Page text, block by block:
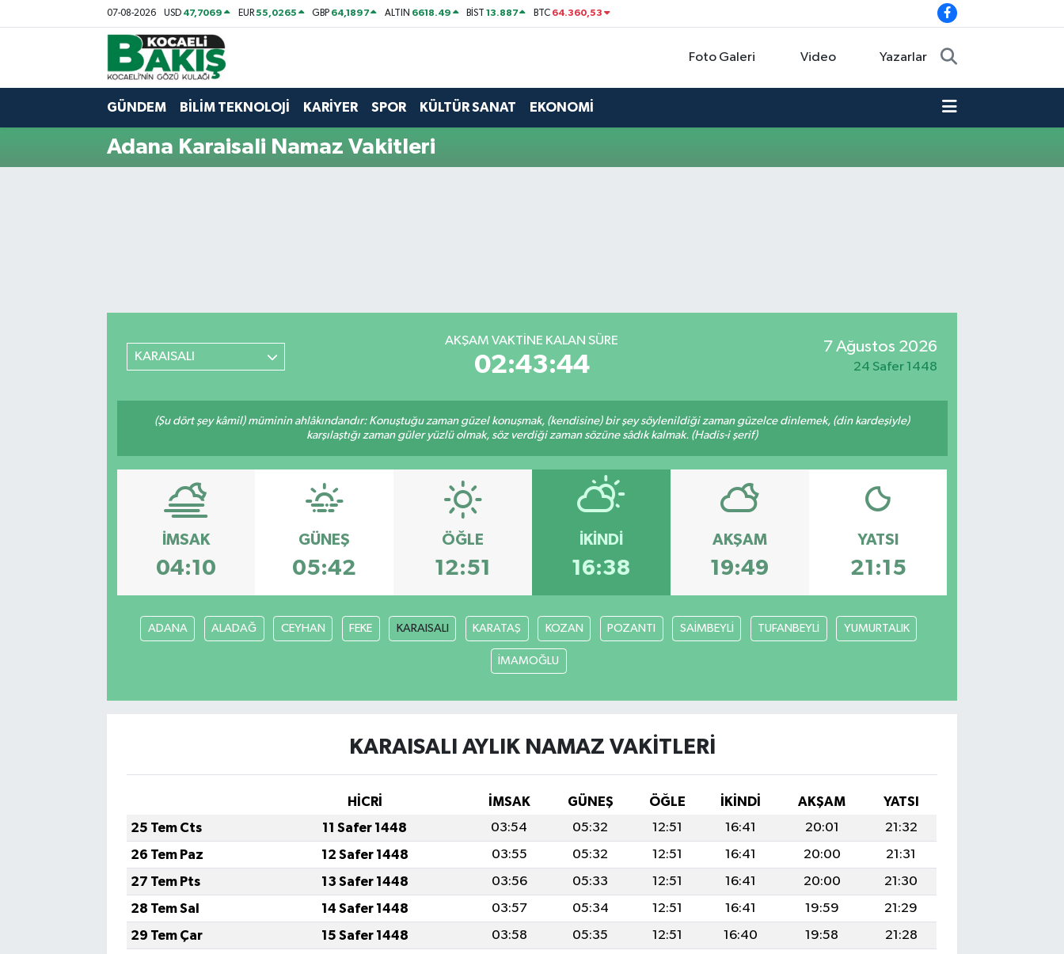
07-08-2026 USD 47,7069 EUR55,0265 GBP 64,1897 ALTIN 6618.49 BİST13.887 BTC 64.360,53
Foto Galeri Video Yazarlar
GÜNDEM BİLİM TEKNOLOJİ KARİYER SPOR KÜLTÜR SANAT EKONOMİ
Adana Karaisali Namaz Vakitleri
KARAISALI
AKŞAM VAKTINE KALAN SÜRE
02:43:43
7 Ağustos 2026
24 Safer 1448
(Şu dört şey kâmil) müminin ahlâkındandır: Konuştuğu zaman güzel konuşmak, (kendisine) bir şey söylenildiği zaman güzelce dinlemek, (din kardeşiyle)
karşılaştığı zaman güler yüzlü olmak, söz verdiği zaman sözüne sâdık kalmak. (Hadis-i şerif)
İMSAK
04:10
GÜNEŞ
05:42
ÖĞLE
12:51
İKINDI
16:38
AKŞAM
19:49
YATSI
21:15
ADANA ALADAĞ CEYHAN FEKE KARAISALI KARATAŞ KOZAN POZANTI SAİMBEYLİ TUFANBEYLİ YUMURTALIK
İMAMOĞLU
KARAISALI AYLIK NAMAZ VAKITLERI
HİCRİ İMSAK GÜNEŞ ÖĞLE İKINDI AKŞAM
YATSI
25 Tem Cts
11 Safer 1448 03:54 05:32 12:51 16:41 20:01
21:32
26 Tem Paz
12 Safer 1448 03:55 05:32 12:51 16:41 20:00
21:31
27 Tem Pts
13 Safer 1448 03:56 05:33 12:51 16:41 20:00
21:30
28 Tem Sal
14 Safer 1448 03:57 05:34 12:51 16:41 19:59
21:29
29 Tem Çar
15 Safer 1448 03:58 05:35 12:51 16:40 19:58
21:28
Kocaeli Nöbetçi Eczaneler
Kocaeli Hava Durumu
Kocaeli Trafik Yoğunluk Haritası